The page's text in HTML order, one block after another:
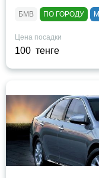
БМВ ПО ГОРОДУ
Цена посадки
100 тенге